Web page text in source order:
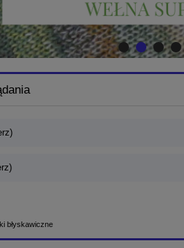
błyskawiczne